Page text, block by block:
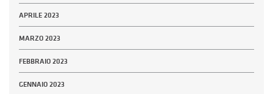
APRILE 2023
MARZO 2023
FEBBRAIO 2023
GENNAIO 2023